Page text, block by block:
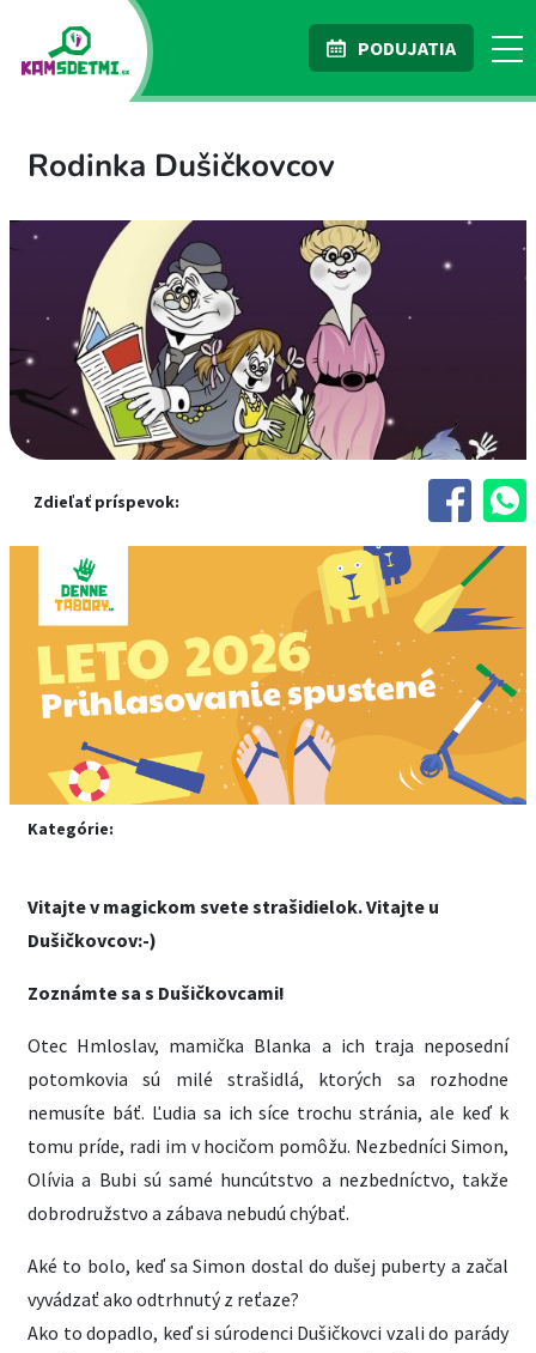
PODUJATIA
Rodinka Dušičkovcov
Zdieľať príspevok:
Kategórie:
Vitajte v magickom svete strašidielok. Vitajte u
Dušičkovcov:-)
Zoznámte sa s Dušičkovcami!
Otec Hmloslav, mamička Blanka a ich traja neposední
potomkovia sú milé strašidlá, ktorých sa rozhodne
nemusíte báť. Ľudia sa ich síce trochu stránia, ale keď k
tomu príde, radi im v hocičom pomôžu. Nezbedníci Simon,
Olívia a Bubi sú samé huncútstvo a nezbedníctvo, takže
dobrodružstvo a zábava nebudú chýbať.
Aké to bolo, keď sa Simon dostal do dušej puberty a začal
vyvádzať ako odtrhnutý z reťaze?
Ako to dopadlo, keď si súrodenci Dušičkovci vzali do parády